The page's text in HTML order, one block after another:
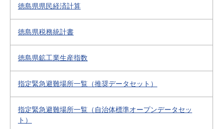
徳島県県民経済計算
徳島県税務統計書
徳島県鉱工業生産指数
指定緊急避難場所一覧（推奨データセット）
指定緊急避難場所一覧（自治体標準オープンデータセッ
ト）